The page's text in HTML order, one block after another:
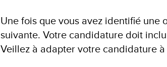
Une fois que vous avez identifié une
suivante. Votre candidature doit
Veillez à adapter votre candidature